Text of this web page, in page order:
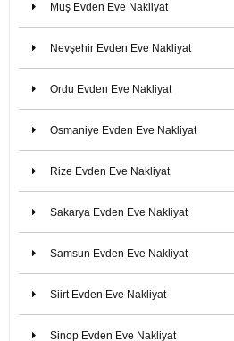
Muş Evden Eve Nakliyat
Nevşehir Evden Eve Nakliyat
Ordu Evden Eve Nakliyat
Osmaniye Evden Eve Nakliyat
Rize Evden Eve Nakliyat
Sakarya Evden Eve Nakliyat
Samsun Evden Eve Nakliyat
Siirt Evden Eve Nakliyat
Sinop Evden Eve Nakliyat